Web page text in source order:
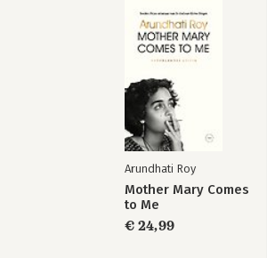
Arundhati Roy
Mother Mary Comes
to Me
€ 24,99